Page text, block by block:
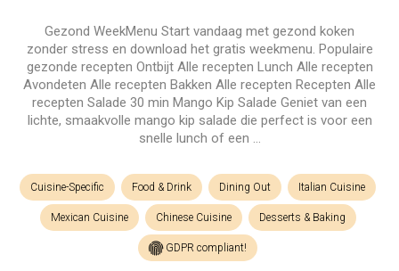
Gezond WeekMenu Start vandaag met gezond koken
zonder stress en download het gratis weekmenu. Populaire
gezonde recepten Ontbijt Alle recepten Lunch Alle recepten
Avondeten Alle recepten Bakken Alle recepten Recepten Alle
recepten Salade 30 min Mango Kip Salade Geniet van een
lichte, smaakvolle mango kip salade die perfect is voor een
snelle lunch of een …
Cuisine-Specific Food & Drink Dining Out Italian Cuisine
Mexican Cuisine Chinese Cuisine Desserts & Baking
GDPR compliant!